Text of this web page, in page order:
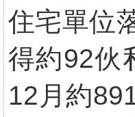
住宅單位
得約92伙
12月約